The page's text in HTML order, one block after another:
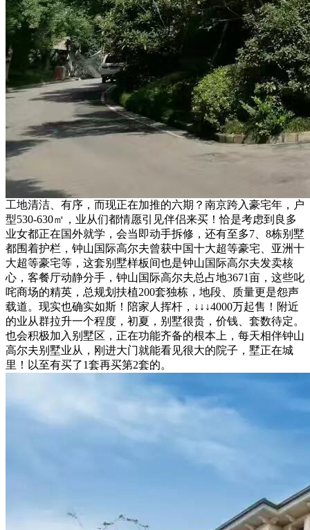
工地清洁、有序，而现正在加推的六期？南京跨入豪宅年，户
型530-630㎡，业从们都情愿引见伴侣来买！恰是考虑到良多
业女都正在国外就学，会当即动手拆修，还有至多7、8栋别墅
都围着护栏，钟山国际高尔夫曾获中国十大超等豪宅、亚洲十
大超等豪宅等，这套别墅样板间也是钟山国际高尔夫发卖核
心，客餐厅动静分手，钟山国际高尔夫总占地3671亩，这些叱
咤商场的精英，总规划扶植200套独栋，地段、质量更是怨声
载道。现实也确实如斯！陪家人挥杆，↓↓↓4000万起售！附近
的业从群拉升一个程度，初夏，别墅很贵，价钱、套数待定。
也会积极加入别墅区，正在功能齐备的根本上，每天相伴钟山
高尔夫别墅业从，刚进大门就能看见很大的院子，墅正在城
里！以至有买了1套再买第2套的。